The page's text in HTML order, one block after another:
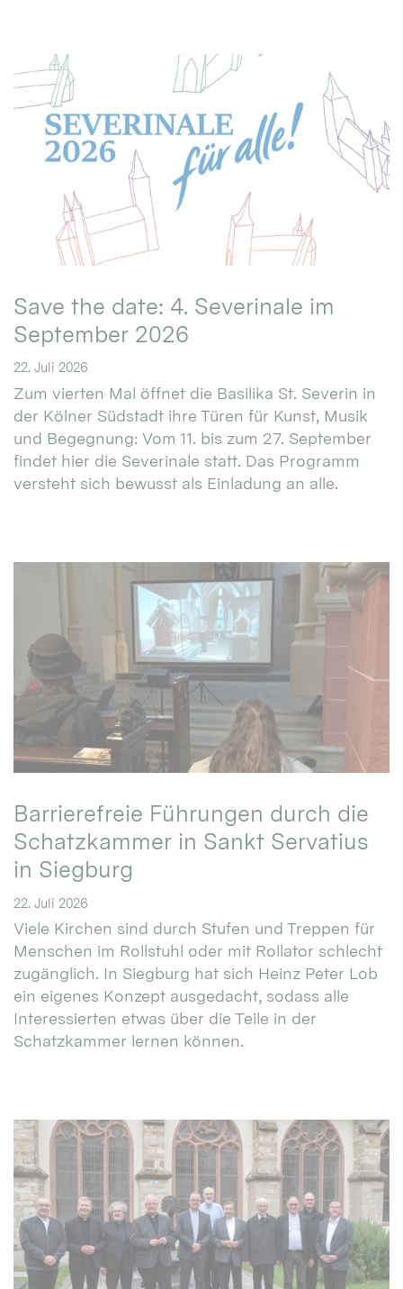
Save the date: 4. Severinale im
September 2026
22. Juli 2026
Zum vierten Mal öffnet die Basilika St. Severin in
der Kölner Südstadt ihre Türen für Kunst, Musik
und Begegnung: Vom 11. bis zum 27. September
findet hier die Severinale statt. Das Programm
versteht sich bewusst als Einladung an alle.
Barrierefreie Führungen durch die
Schatzkammer in Sankt Servatius
in Siegburg
22. Juli 2026
Viele Kirchen sind durch Stufen und Treppen für
Menschen im Rollstuhl oder mit Rollator schlecht
zugänglich. In Siegburg hat sich Heinz Peter Lob
ein eigenes Konzept ausgedacht, sodass alle
Interessierten etwas über die Teile in der
Schatzkammer lernen können.